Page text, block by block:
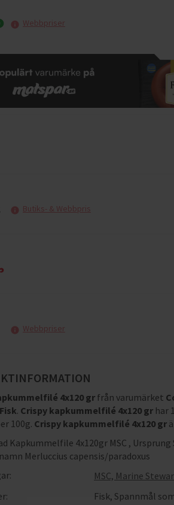
Webbpriser
Butiks- & Webbpris
Webbpriser
4x120 gr från varumärket
. Crispy kapkummelfilé 4x120 gr har
100g. Crispy kapkummelfilé 4x120 gr
Kapkummelfile 4x120gr MSC ,
Merluccius capensis/paradoxus
MSC, Marine
Fisk, Spannmål